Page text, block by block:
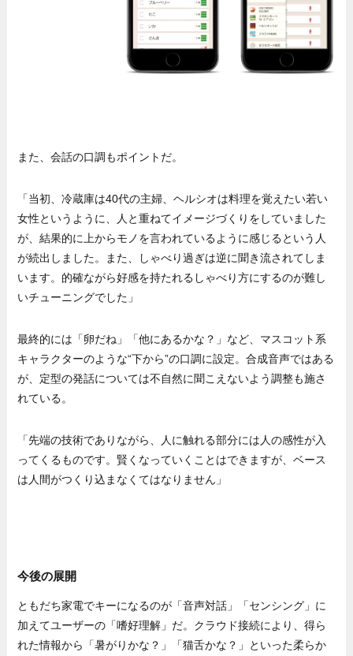
また、会話の口調もポイントだ。
「当初、冷蔵庫は40代の主婦、ヘルシオは料理を覚えたい若い
女性というように、人と重ねてイメージづくりをしていました
が、結果的に上からモノを言われているように感じるという人
が続出しました。また、しゃべり過ぎは逆に聞き流されてしま
います。的確ながら好感を持たれるしゃべり方にするのが難し
いチューニングでした」
最終的には「卵だね」「他にあるかな？」など、マスコット系
キャラクターのような“下から”の口調に設定。合成音声ではある
が、定型の発話については不自然に聞こえないよう調整も施さ
れている。
「先端の技術でありながら、人に触れる部分には人の感性が入
ってくるものです。賢くなっていくことはできますが、ベース
は人間がつくり込まなくてはなりません」
今後の展開
ともだち家電でキーになるのが「音声対話」「センシング」に
加えてユーザーの「嗜好理解」だ。クラウド接続により、得ら
れた情報から「暑がりかな？」「猫舌かな？」といった柔らか